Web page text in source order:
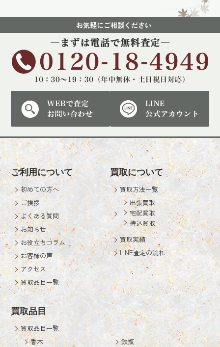
お気軽にご相談ください
ご利用について
初めての方へ
ご挨拶
よくある質問
お知らせ
お役立ちコラム
お客様の声
アクセス
買取品目一覧
買取品目
買取品目一覧
香木
鉄瓶
買取について
買取方法一覧
出張買取
宅配買取
持込買取
買取実績
LINE査定の流れ